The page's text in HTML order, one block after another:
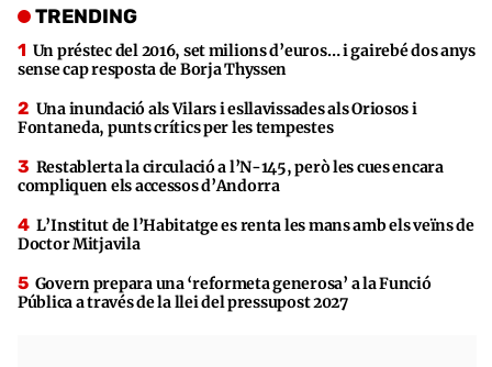
TRENDING
Un préstec del 2016, set milions d’euros… i gairebé dos anys
sense cap resposta de Borja Thyssen
Una inundació als Vilars i esllavissades als Oriosos i
Fontaneda, punts crítics per les tempestes
Restablerta la circulació a l’N-145, però les cues encara
compliquen els accessos d’Andorra
L’Institut de l’Habitatge es renta les mans amb els veïns de
Doctor Mitjavila
Govern prepara una ‘reformeta generosa’ a la Funció
Pública a través de la llei del pressupost 2027